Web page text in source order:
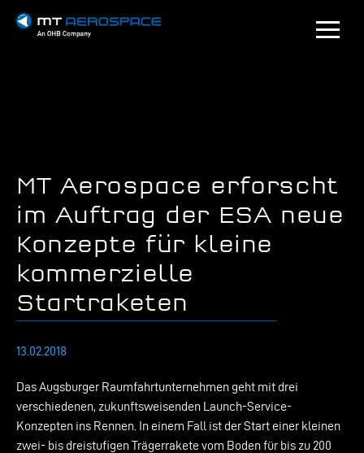
MT Aerospace erforscht
im Auftrag der ESA neue
Konzepte für kleine
kommerzielle
Startraketen
13.02.2018
Das Augsburger Raumfahrtunternehmen geht mit drei
verschiedenen, zukunftsweisenden Launch-Service-
Konzepten ins Rennen. In einem Fall ist der Start einer kleinen
zwei- bis dreistufigen Trägerrakete vom Boden für bis zu 200